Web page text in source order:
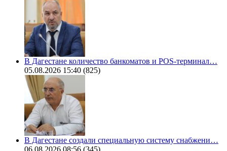
В Дагестане количество банкоматов и POS-терминал…
05.08.2026 15:40 (825)
В Дагестане создали специальную систему снабжени…